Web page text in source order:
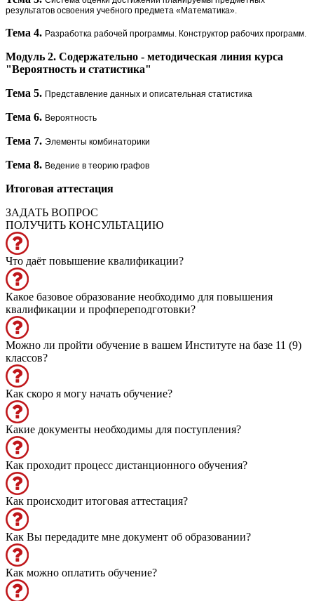
результатов освоения учебного предмета «Математика».
Тема 4. Разработка рабочей программы. Конструктор рабочих программ.
Модуль 2. Содержательно - методическая линия курса
"Вероятность и статистика"
Тема 5. Представление данных и описательная статистика
Тема 6. Вероятность
Тема 7. Элементы комбинаторики
Тема 8. Ведение в теорию графов
Итоговая аттестация
ЗАДАТЬ ВОПРОС
ПОЛУЧИТЬ КОНСУЛЬТАЦИЮ
Что даёт повышение квалификации?
Какое базовое образование необходимо для повышения
квалификации и профпереподготовки?
Можно ли пройти обучение в вашем Институте на базе 11 (9)
классов?
Как скоро я могу начать обучение?
Какие документы необходимы для поступления?
Как проходит процесс дистанционного обучения?
Как происходит итоговая аттестация?
Как Вы передадите мне документ об образовании?
Как можно оплатить обучение?